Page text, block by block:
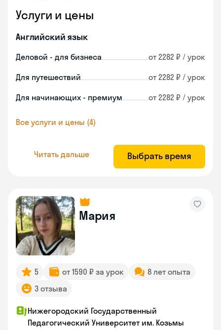
Услуги и цены
Английский язык
Деловой - для бизнеса от 2282 ₽ / урок
Для путешествий от 2282 ₽ / урок
Для начинающих - премиум от 2282 ₽ / урок
Все услуги и цены (4)
Читать дальше Выбрать время
Мария
5 от 1590 ₽ за урок
8 лет опыта
3 отзыва
Нижегородский Государственный
Педагогический Университет им. Козьмы